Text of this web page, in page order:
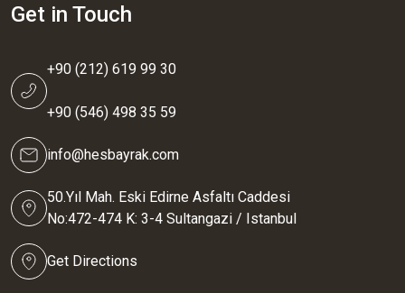
Get in Touch
+90 (212) 619 99 30
+90 (546) 498 35 59
info@hesbayrak.com
50.Yıl Mah. Eski Edirne Asfaltı Caddesi
No:472-474 K: 3-4 Sultangazi / Istanbul
Get Directions